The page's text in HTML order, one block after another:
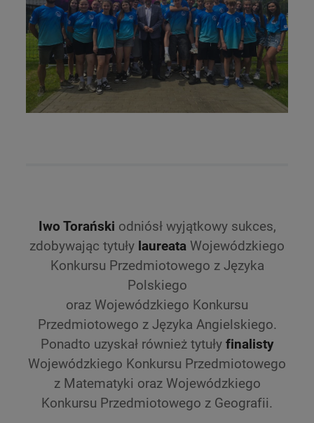
Iwo Torański odniósł wyjątkowy sukces,
zdobywając tytuły laureata Wojewódzkiego
Konkursu Przedmiotowego z Języka
Polskiego
oraz Wojewódzkiego Konkursu
Przedmiotowego z Języka Angielskiego.
Ponadto uzyskał również tytuły finalisty
Wojewódzkiego Konkursu Przedmiotowego
z Matematyki oraz Wojewódzkiego
Konkursu Przedmiotowego z Geografii.